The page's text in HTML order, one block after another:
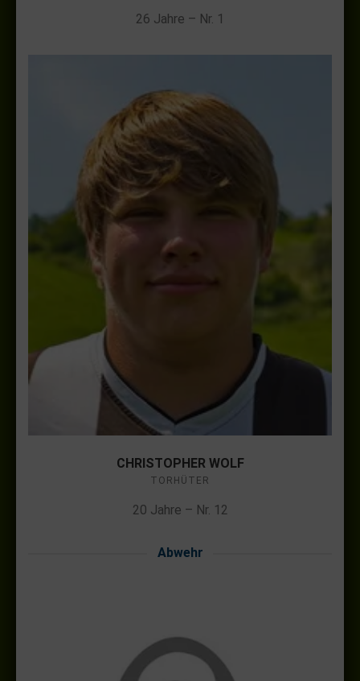
26 Jahre – Nr. 1
CHRISTOPHER WOLF
TORHÜTER
20 Jahre – Nr. 12
Abwehr